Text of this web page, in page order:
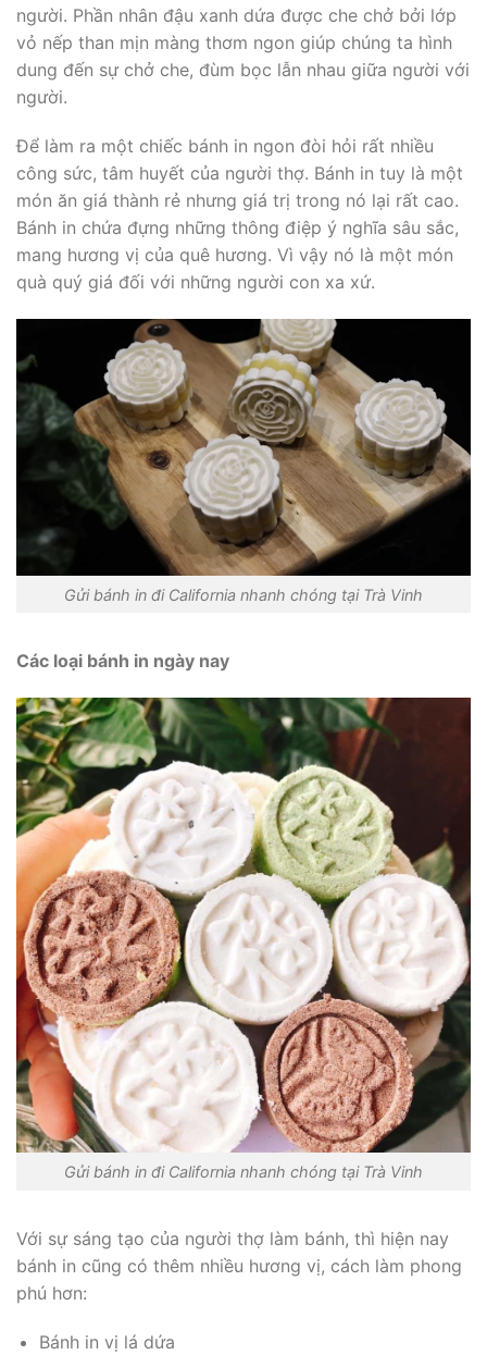
người. Phần nhân đậu xanh dứa được che chở bởi lớp
vỏ nếp than mịn màng thơm ngon giúp chúng ta hình
dung đến sự chở che, đùm bọc lẫn nhau giữa người với
người.
Để làm ra một chiếc bánh in ngon đòi hỏi rất nhiều
công sức, tâm huyết của người thợ. Bánh in tuy là một
món ăn giá thành rẻ nhưng giá trị trong nó lại rất cao.
Bánh in chứa đựng những thông điệp ý nghĩa sâu sắc,
mang hương vị của quê hương. Vì vậy nó là một món
quà quý giá đối với những người con xa xứ.
Gửi bánh in đi California nhanh chóng tại Trà Vinh
Các loại bánh in ngày nay
Gửi bánh in đi California nhanh chóng tại Trà Vinh
Với sự sáng tạo của người thợ làm bánh, thì hiện nay
bánh in cũng có thêm nhiều hương vị, cách làm phong
phú hơn:
Bánh in vị lá dứa